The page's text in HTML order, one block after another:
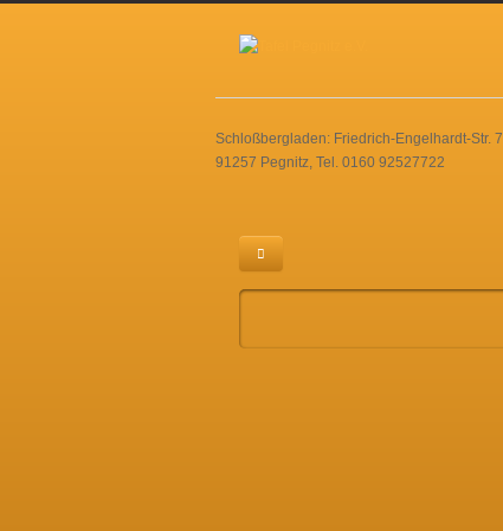
Schloßbergladen: Friedrich-Engelhardt-Str. 7
91257 Pegnitz, Tel. 0160 92527722